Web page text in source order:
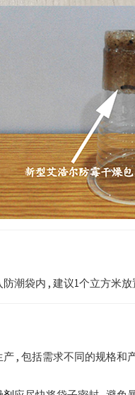
潮袋内 , 建议1个立方米放
, 包括需求不同的规格和